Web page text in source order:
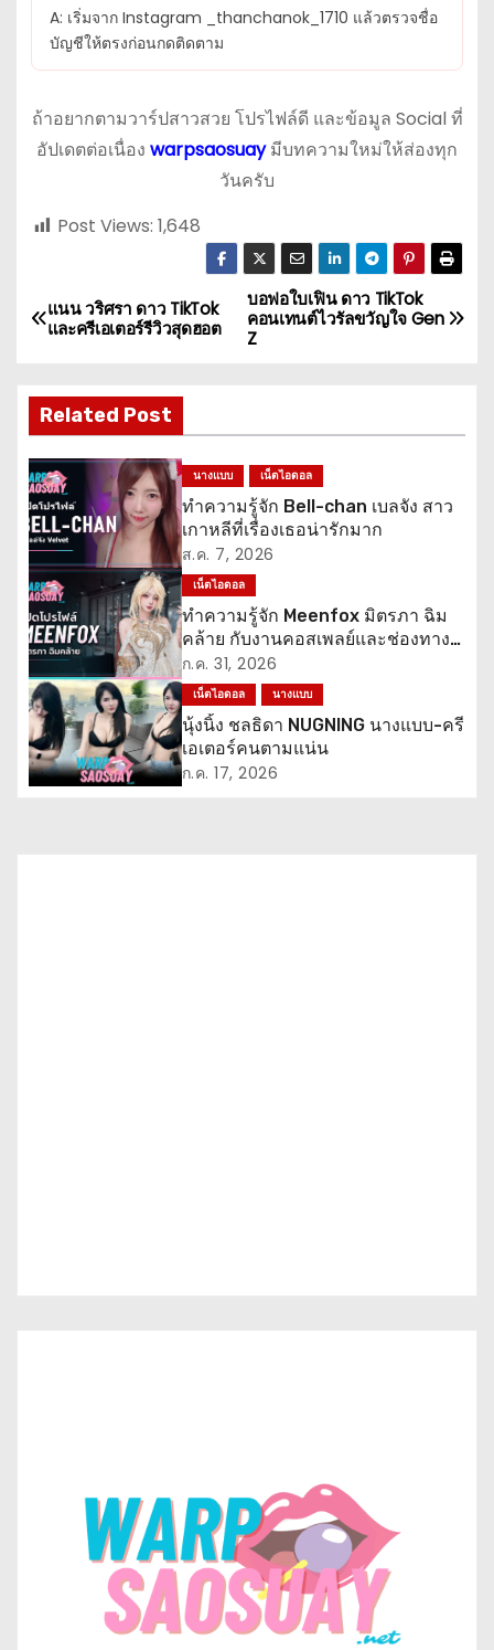
A: เริ่มจาก Instagram _thanchanok_1710 แล้วตรวจชื่อ
บัญชีให้ตรงก่อนกดติดตาม
ถ้าอยากตามวาร์ปสาวสวย โปรไฟล์ดี และข้อมูล Social ที่
อัปเดตต่อเนื่อง warpsaosuayมีบทความใหม่ให้ส่องทุก
วันครับ
Post Views: 1,648
แ
ะ
แ
น
ว
เ
รื่
อ
ง
บอฟอใบเฟิน ดาว TikTok
คอนเทนต์ไวรัลขวัญใจ Gen
Z
แนน วริศรา ดาว TikTok
และครีเอเตอร์รีวิวสุดฮอต
Related Post
นางแบบ เน็ตไอดอล
ทำความรู้จัก Bell-chan เบลจัง สาว
เกาหลีที่เรื่องเธอน่ารักมาก
ส.ค. 7, 2026
เน็ตไอดอล
ทำความรู้จัก Meenfox มิตรภา ฉิม
คล้าย กับงานคอสเพลย์และช่องทาง
ติดตาม
ก.ค. 31, 2026
เน็ตไอดอล นางแบบ
นุ้งนิ้ง ชลธิดา NUGNING นางแบบ-ครี
เอเตอร์คนตามแน่น
ก.ค. 17, 2026